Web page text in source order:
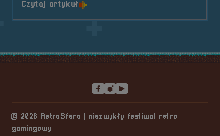
Czytaj artykuło tytule Pogaduchy #10
© 2026 RetroSfera | niezwykły festiwal retro
gamingowy